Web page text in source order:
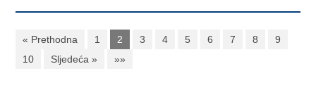
« Prethodna 1 2 3 4 5 6 7 8
9
10
Sljedeća » »»